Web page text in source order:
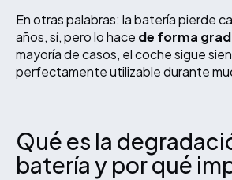
En otras palabras: la batería pierde
años, sí, pero lo hace de forma
mayoría de casos, el coche sigue
perfectamente utilizable durante
Qué es la
batería y por qué